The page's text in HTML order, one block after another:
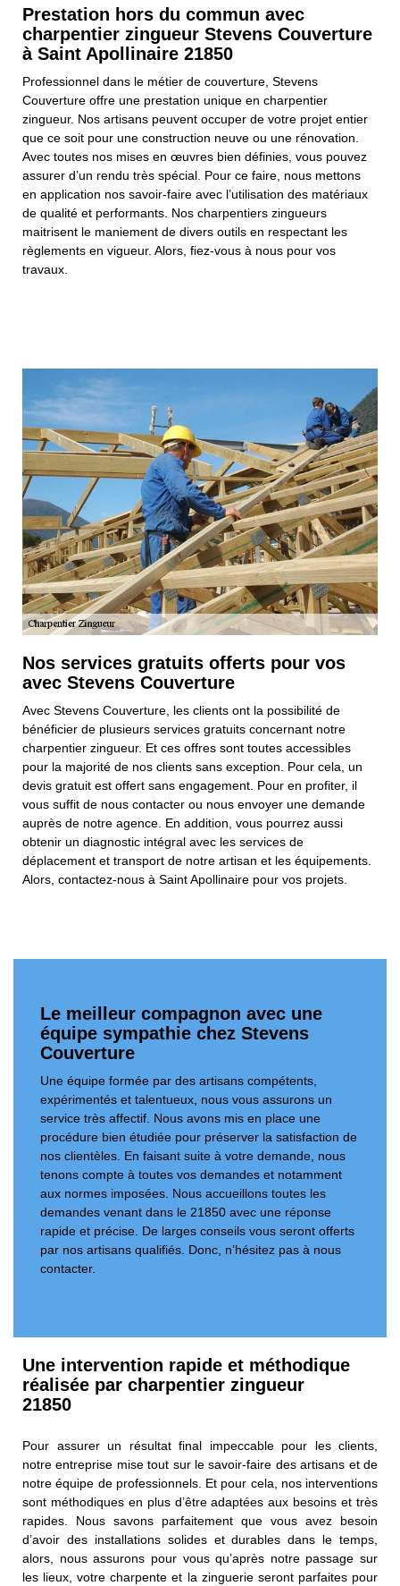
Prestation hors du commun avec
charpentier zingueur Stevens Couverture
à Saint Apollinaire 21850
Professionnel dans le métier de couverture, Stevens
Couverture offre une prestation unique en charpentier
zingueur. Nos artisans peuvent occuper de votre projet entier
que ce soit pour une construction neuve ou une rénovation.
Avec toutes nos mises en œuvres bien définies, vous pouvez
assurer d’un rendu très spécial. Pour ce faire, nous mettons
en application nos savoir-faire avec l’utilisation des matériaux
de qualité et performants. Nos charpentiers zingueurs
maitrisent le maniement de divers outils en respectant les
règlements en vigueur. Alors, fiez-vous à nous pour vos
travaux.
Nos services gratuits offerts pour vos
avec Stevens Couverture
Avec Stevens Couverture, les clients ont la possibilité de
bénéficier de plusieurs services gratuits concernant notre
charpentier zingueur. Et ces offres sont toutes accessibles
pour la majorité de nos clients sans exception. Pour cela, un
devis gratuit est offert sans engagement. Pour en profiter, il
vous suffit de nous contacter ou nous envoyer une demande
auprès de notre agence. En addition, vous pourrez aussi
obtenir un diagnostic intégral avec les services de
déplacement et transport de notre artisan et les équipements.
Alors, contactez-nous à Saint Apollinaire pour vos projets.
Le meilleur compagnon avec une
équipe sympathie chez Stevens
Couverture
Une équipe formée par des artisans compétents,
expérimentés et talentueux, nous vous assurons un
service très affectif. Nous avons mis en place une
procédure bien étudiée pour préserver la satisfaction de
nos clientèles. En faisant suite à votre demande, nous
tenons compte à toutes vos demandes et notamment
aux normes imposées. Nous accueillons toutes les
demandes venant dans le 21850 avec une réponse
rapide et précise. De larges conseils vous seront offerts
par nos artisans qualifiés. Donc, n’hésitez pas à nous
contacter.
Une intervention rapide et méthodique
réalisée par charpentier zingueur
21850
Pour assurer un résultat final impeccable pour les clients,
notre entreprise mise tout sur le savoir-faire des artisans et de
notre équipe de professionnels. Et pour cela, nos interventions
sont méthodiques en plus d’être adaptées aux besoins et très
rapides. Nous savons parfaitement que vous avez besoin
d’avoir des installations solides et durables dans le temps,
alors, nous assurons pour vous qu’après notre passage sur
les lieux, votre charpente et la zinguerie seront parfaites pour